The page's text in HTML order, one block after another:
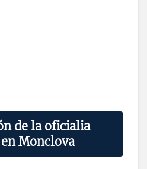
de la oficialia
Monclova